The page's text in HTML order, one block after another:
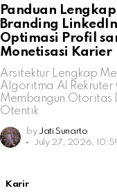
Panduan Lengkap
Branding
Optimasi Profil
Monetisasi Karier
Arsitektur Lengkap
Algoritma AI
Membangun Otoritas
Otentik
by Jati Sunarto
July 27, 2026,
Karir